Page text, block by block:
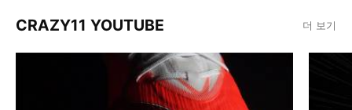
CRAZY11 YOUTUBE 더 보기